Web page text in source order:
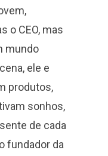
o CEO, mas
mundo
ele e
produtos,
sonhos,
de cada
fundador da